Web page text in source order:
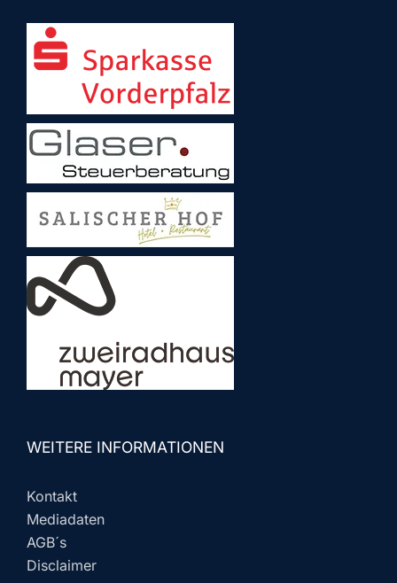
WEITERE INFORMATIONEN
Kontakt
Mediadaten
AGB´s
Disclaimer